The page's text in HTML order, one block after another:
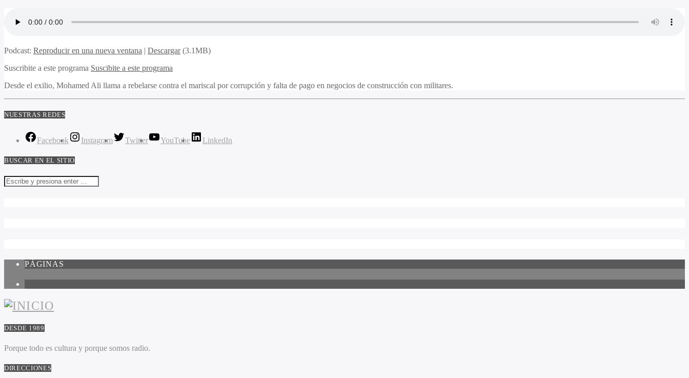
Podcast: Reproducir en una nueva ventana | Descargar(3.1MB)
Suscribite a este programa Suscibite a este programa
Desde el exilio, Mohamed Ali llama a rebelarse contra el mariscal por corrupción y falta de pago en negocios de construcción con militares.
NUESTRAS REDES
Facebook Instagram Twitter YouTube LinkedIn
BUSCAR EN EL SITIO
PÁGINAS
DESDE 1989
Porque todo es cultura y porque somos radio.
DIRECCIONES